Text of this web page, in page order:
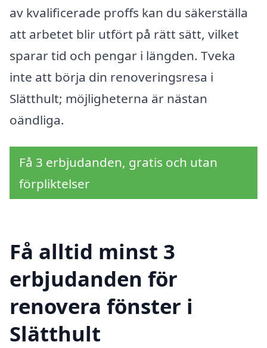
av kvalificerade proffs kan du säkerställa
att arbetet blir utfört på rätt sätt, vilket
sparar tid och pengar i längden. Tveka
inte att börja din renoveringsresa i
Slätthult; möjligheterna är nästan
oändliga.
Få 3 erbjudanden, gratis och utan
förpliktelser
Få alltid minst 3
erbjudanden för
renovera fönster i
Slätthult